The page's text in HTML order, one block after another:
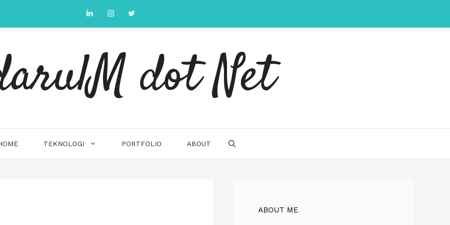
dot Net
TEKNOLOGI PORTFOLIO ABOUT
ABOUT ME